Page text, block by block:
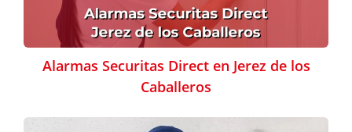
Alarmas Securitas Direct en Jerez de los
Caballeros